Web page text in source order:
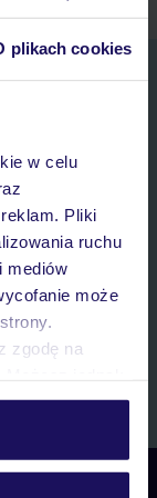
plikach cookies
w celu
Pliki
ruchu
mediów
może
zgodę na
znajdziesz
przez TUI
z o.o. w celach
w„Informacji o
formę